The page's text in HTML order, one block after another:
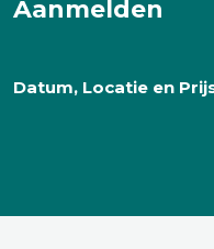
Aanmelden
Datum, Locatie en